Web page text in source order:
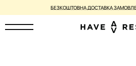
БЕЗКОШТОВНА ДОСТАВКА